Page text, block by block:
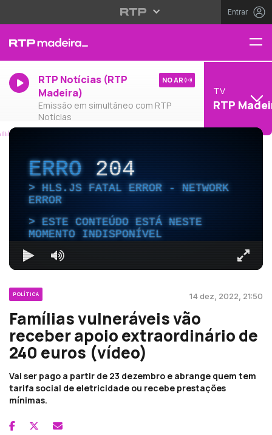
Entrar
RTP Notícias (RTP
Madeira)
Emissão em simultâneo com RTP
Notícias
NO AR
TV
RTP
ERRO204
HLS.JS FATAL ERROR - NETWORK
ERROR
ESTE CONTEÚDO ESTÁ NESTE
MOMENTO INDISPONÍVEL
POLÍTICA 14 dez, 2022, 21:50
Famílias vulneráveis vão
receber apoio extraordinário de
240 euros (vídeo)
Vai ser pago a partir de 23 dezembro e abrange quem tem
tarifa social de eletricidade ou recebe prestações
mínimas.